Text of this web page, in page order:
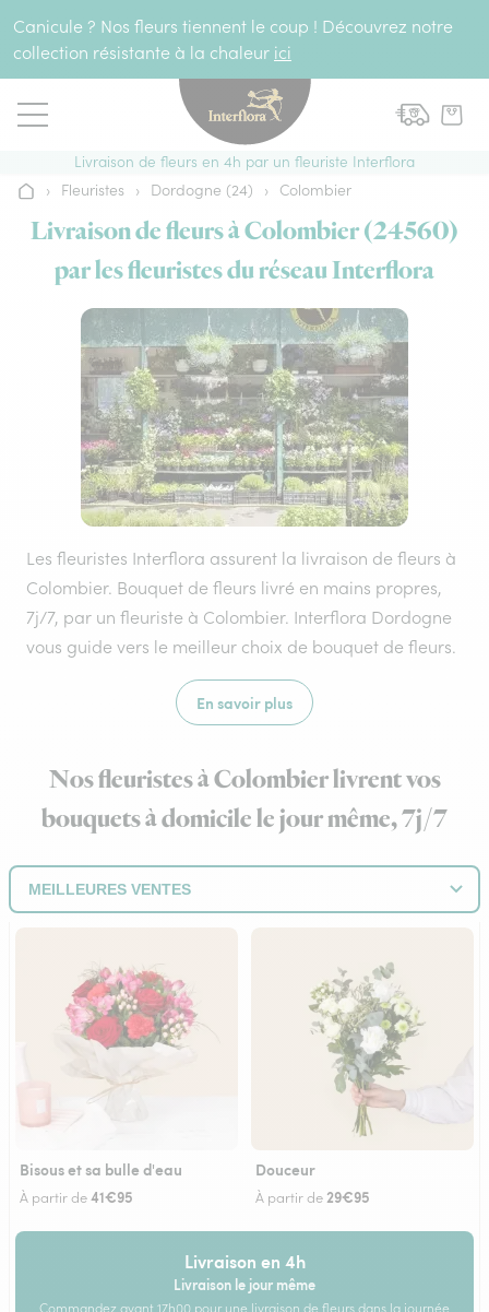
Canicule ? Nos fleurs tiennent le coup ! Découvrez notre
collection résistante à la chaleur ici
Livraison de fleurs en 4h par un fleuriste Interflora
Accueil
› Fleuristes › Dordogne (24) › Colombier
Livraison de fleurs à Colombier (24560)
par les fleuristes du réseau Interflora
Les fleuristes Interflora assurent la livraison de fleurs à
Colombier. Bouquet de fleurs livré en mains propres,
7j/7, par un fleuriste à Colombier. Interflora Dordogne
vous guide vers le meilleur choix de bouquet de fleurs.
En savoir plus
Nos fleuristes à Colombier livrent vos
bouquets à domicile le jour même, 7j/7
Bisous et sa bulle d'eau
À partir de41€95
Douceur
À partir de 29€95
Livraison en 4h
Livraison le jour même
Commandez avant 17h00 pour une livraison de fleurs dans la journée